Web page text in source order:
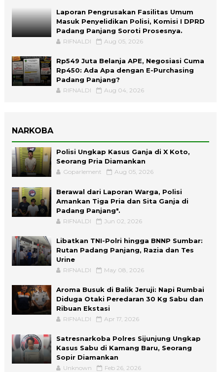
Laporan Pengrusakan Fasilitas Umum
Masuk Penyelidikan Polisi, Komisi I DPRD
Padang Panjang Soroti Prosesnya.
RIFNALDI Aug 05, 2026
Rp549 Juta Belanja APE, Negosiasi Cuma
Rp450: Ada Apa dengan E-Purchasing
Padang Panjang?
RIFNALDI Aug 04, 2026
NARKOBA
Polisi Ungkap Kasus Ganja di X Koto,
Seorang Pria Diamankan
Goparlement Aug 05, 2026
Berawal dari Laporan Warga, Polisi
Amankan Tiga Pria dan Sita Ganja di
Padang Panjang".
RIFNALDI Jun 02, 2026
Libatkan TNI-Polri hingga BNNP Sumbar:
Rutan Padang Panjang, Razia dan Tes
Urine
RIFNALDI May 08, 2026
Aroma Busuk di Balik Jeruji: Napi Rumbai
Diduga Otaki Peredaran 30 Kg Sabu dan
Ribuan Ekstasi
RIFNALDI Apr 17, 2026
Satresnarkoba Polres Sijunjung Ungkap
Kasus Sabu di Kamang Baru, Seorang
Sopir Diamankan
Unknown Feb 26, 2026